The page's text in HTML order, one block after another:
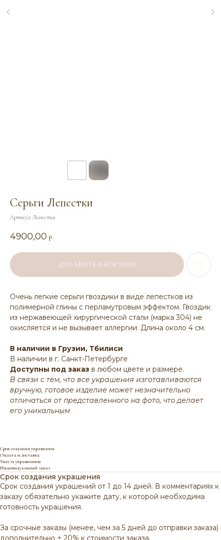
Серьги Лепестки
Артикул: Лепестки
4900,00 р.
ДОБАВИТЬ В КОРЗИНУ
Очень легкие серьги гвоздики в виде лепестков из
полимерной глины с перламутровым эффектом. Гвоздик
из нержавеющей хирургической стали (марка 304) не
окисляется и не вызывает аллергии. Длина около 4 см.
В наличии в Грузии, Тбилиси
В наличии в г. Санкт-Петербурге
Доступны под заказ в любом цвете и размере.
В связи с тем, что все украшения изготавливаются
вручную, готовое изделие может незначительно
отличаться от представленного на фото, что делает
его уникальным
Срок создания украшения
Оплата и доставка
Уход за украшением
Индивидуальный заказ
Срок создания украшения
Срок создания украшений от 1 до 14 дней. В комментариях к
заказу обязательно укажите дату, к которой необходима
готовность украшения.
За срочные заказы (менее, чем за 5 дней до отправки заказа)
дополнительно + 20% к стоимости заказа.